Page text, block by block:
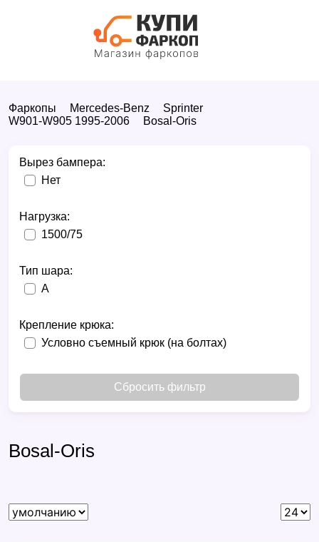
Фаркопы Mercedes-Benz
Sprinter
W901-W905 1995-2006
Bosal-Oris
Вырез бампера:
Нет
Нагрузка:
1500/75
Тип шара:
A
Крепление крюка:
Условно съемный крюк (на болтах)
Сбросить фильтр
Bosal-Oris